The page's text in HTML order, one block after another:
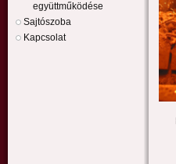
együttműködése
Sajtószoba
Kapcsolat